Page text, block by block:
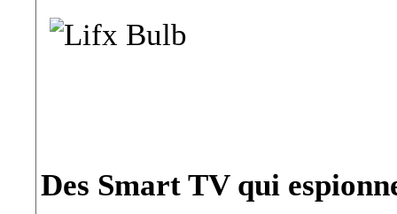
Des Smart TV qui